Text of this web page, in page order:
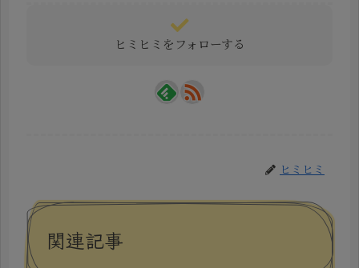
ヒミヒミをフォローする
ヒミヒミ
関連記事